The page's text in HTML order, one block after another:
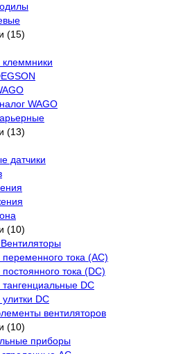
(15)
клеммники
WAGO
(13)
датчики
(10)
тока (AC)
тока (DC)
DC
DC
вентиляторов
(10)
приборы